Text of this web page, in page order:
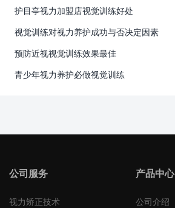
护目亭视力加盟店视觉训练好处
视觉训练对视力养护成功与否决定因素
预防近视视觉训练效果最佳
青少年视力养护必做视觉训练
公司服务
视力矫正技术
产品中心
公司介绍